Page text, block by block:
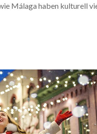
Málaga haben kulturell